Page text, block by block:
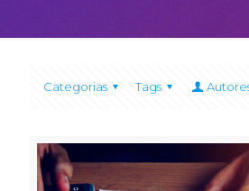
Categorias Tags